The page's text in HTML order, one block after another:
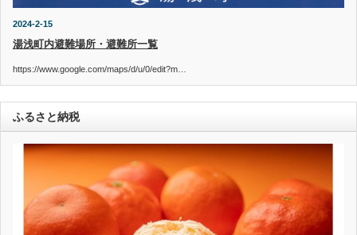
2024-2-15
湯浅町内避難場所・避難所一覧
https://www.google.com/maps/d/u/0/edit?m…
ふるさと納税